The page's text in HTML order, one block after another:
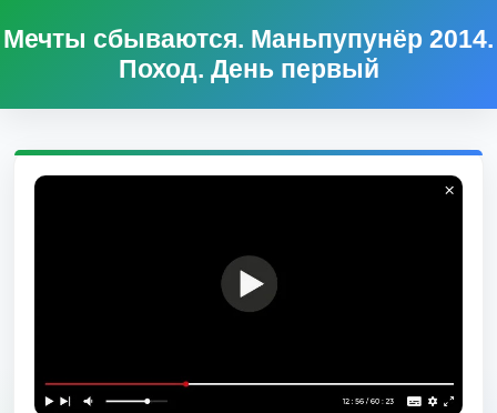
Мечты сбываются. Маньпупунёр 2014.
Поход. День первый